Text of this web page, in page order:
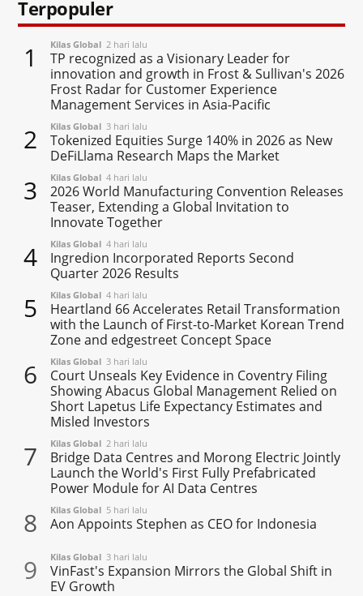
Terpopuler
1 Kilas Global 2 hari lalu
TP recognized as a Visionary Leader for
innovation and growth in Frost & Sullivan's 2026
Frost Radar for Customer Experience
Management Services in Asia-Pacific
2 Kilas Global 3 hari lalu
Tokenized Equities Surge 140% in 2026 as New
DeFiLlama Research Maps the Market
3 Kilas Global 4 hari lalu
2026 World Manufacturing Convention Releases
Teaser, Extending a Global Invitation to
Innovate Together
4 Kilas Global 4 hari lalu
Ingredion Incorporated Reports Second
Quarter 2026 Results
5 Kilas Global 4 hari lalu
Heartland 66 Accelerates Retail Transformation
with the Launch of First-to-Market Korean Trend
Zone and edgestreet Concept Space
6 Kilas Global 3 hari lalu
Court Unseals Key Evidence in Coventry Filing
Showing Abacus Global Management Relied on
Short Lapetus Life Expectancy Estimates and
Misled Investors
7 Kilas Global 2 hari lalu
Bridge Data Centres and Morong Electric Jointly
Launch the World's First Fully Prefabricated
Power Module for AI Data Centres
8 Kilas Global 5 hari lalu
Aon Appoints Stephen as CEO for Indonesia
9 Kilas Global 3 hari lalu
VinFast's Expansion Mirrors the Global Shift in
EV Growth